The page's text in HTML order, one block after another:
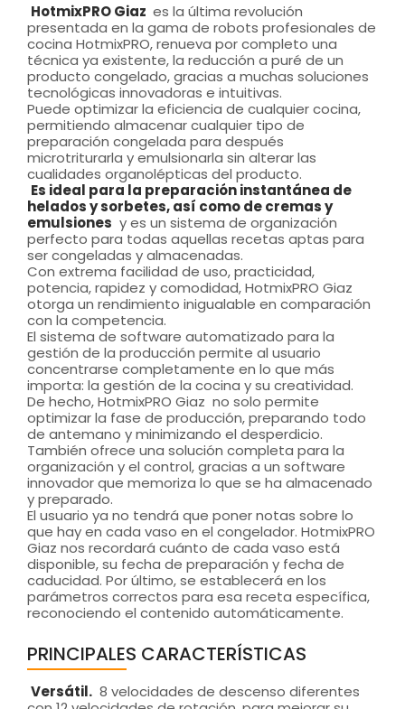
HotmixPRO Giaz es la última revolución
presentada en la gama de robots profesionales de
cocina HotmixPRO, renueva por completo una
técnica ya existente, la reducción a puré de un
producto congelado, gracias a muchas soluciones
tecnológicas innovadoras e intuitivas.
Puede optimizar la eficiencia de cualquier cocina,
permitiendo almacenar cualquier tipo de
preparación congelada para después
microtriturarla y emulsionarla sin alterar las
cualidades organolépticas del producto.
Es ideal para la preparación instantánea de
helados y sorbetes, así como de cremas y
emulsiones y es un sistema de organización
perfecto para todas aquellas recetas aptas para
ser congeladas y almacenadas.
Con extrema facilidad de uso, practicidad,
potencia, rapidez y comodidad, HotmixPRO Giaz
otorga un rendimiento inigualable en comparación
con la competencia.
El sistema de software automatizado para la
gestión de la producción permite al usuario
concentrarse completamente en lo que más
importa: la gestión de la cocina y su creatividad.
De hecho, HotmixPRO Giaz no solo permite
optimizar la fase de producción, preparando todo
de antemano y minimizando el desperdicio.
También ofrece una solución completa para la
organización y el control, gracias a un software
innovador que memoriza lo que se ha almacenado
y preparado.
El usuario ya no tendrá que poner notas sobre lo
que hay en cada vaso en el congelador. HotmixPRO
Giaz nos recordará cuánto de cada vaso está
disponible, su fecha de preparación y fecha de
caducidad. Por último, se establecerá en los
parámetros correctos para esa receta específica,
reconociendo el contenido automáticamente.
PRINCIPALES CARACTERÍSTICAS
Versátil. 8 velocidades de descenso diferentes